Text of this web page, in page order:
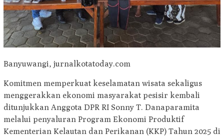
Banyuwangi, jurnalkotatoday.com
Komitmen memperkuat keselamatan wisata sekaligus
menggerakkan ekonomi masyarakat pesisir kembali
ditunjukkan Anggota DPR RI Sonny T. Danaparamita
melalui penyaluran Program Ekonomi Produktif
Kementerian Kelautan dan Perikanan (KKP) Tahun 2025 di